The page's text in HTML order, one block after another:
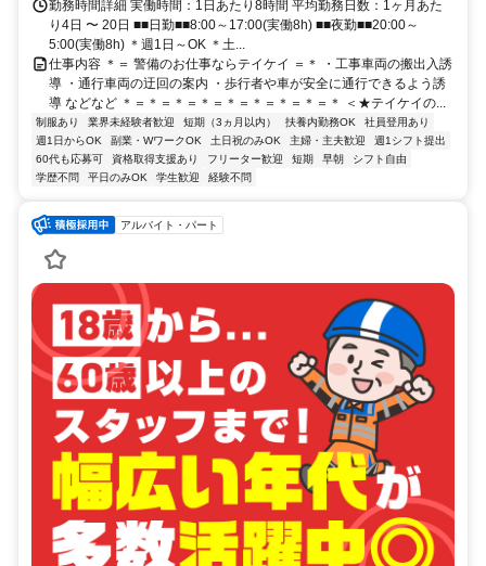
勤務時間詳細 実働時間：1日あたり8時間 平均勤務日数：1ヶ月あた
り4日 〜 20日 ■■日勤■■8:00～17:00(実働8h) ■■夜勤■■20:00～
5:00(実働8h) ＊週1日～OK ＊土...
仕事内容 ＊＝ 警備のお仕事ならテイケイ ＝＊ ・工事車両の搬出入誘
導 ・通行車両の迂回の案内 ・歩行者や車が安全に通行できるよう誘
導 などなど ＊＝＊＝＊＝＊＝＊＝＊＝＊＝＊＝＊ ＜★テイケイの...
制服あり 業界未経験者歓迎 短期（3ヵ月以内） 扶養内勤務OK
社員登用あり
週1日からOK
副業・WワークOK 土日祝のみOK 主婦・主夫歓迎
週1シフト提出
60代も応募可
資格取得支援あり フリーター歓迎 短期 早朝
シフト自由
学歴不問
平日のみOK 学生歓迎 経験不問
アルバイト・パート